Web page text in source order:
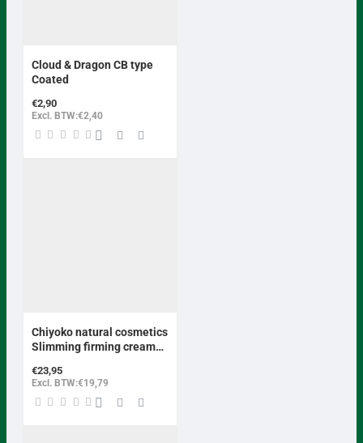
BEST VERKOCHT
Cloud & Dragon CB type
Coated
€2,90
Excl. BTW:€2,40
Chiyoko natural cosmetics
Slimming firming cream
€23,95
Excl. BTW:€19,79